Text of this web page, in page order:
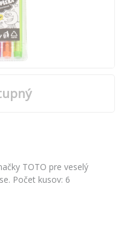
TOTO pre veselý
Počet kusov: 6